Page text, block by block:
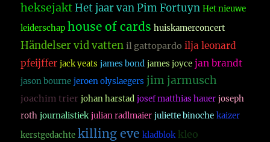
heksejakt Het jaar van Pim Fortuyn Het nieuwe
leiderschap house of cards huiskamerconcert
Händelser vid vatten il gattopardo ilja leonard
pfeijffer jack yeats james bond james joyce jan brandt
jason bourne jeroen olyslaegers jim jarmusch
joachim trier johan harstad josef matthias hauer joseph
roth journalistiek julian radlmaier juliette binoche kaizer
kerstgedachte killing eve kladblok kleo